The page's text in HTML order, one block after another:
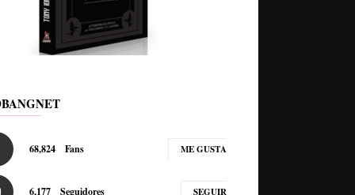
68,824 Fans ME GUSTA
6,177 Seguidores SEGUIR